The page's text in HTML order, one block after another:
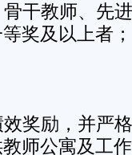
干教师、先
奖及以上者；
奖励，并严
师公寓及工